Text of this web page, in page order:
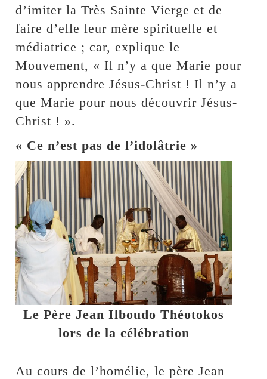
d’imiter la Très Sainte Vierge et de
faire d’elle leur mère spirituelle et
médiatrice ; car, explique le
Mouvement, « Il n’y a que Marie pour
nous apprendre Jésus-Christ ! Il n’y a
que Marie pour nous découvrir Jésus-
Christ ! ».
« Ce n’est pas de l’idolâtrie »
Le Père Jean Ilboudo Théotokos
lors de la célébration
Au cours de l’homélie, le père Jean